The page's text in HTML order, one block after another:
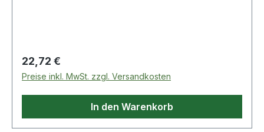
Regulärer Preis:
22,72 €
Preise inkl. MwSt. zzgl. Versandkosten
In den Warenkorb